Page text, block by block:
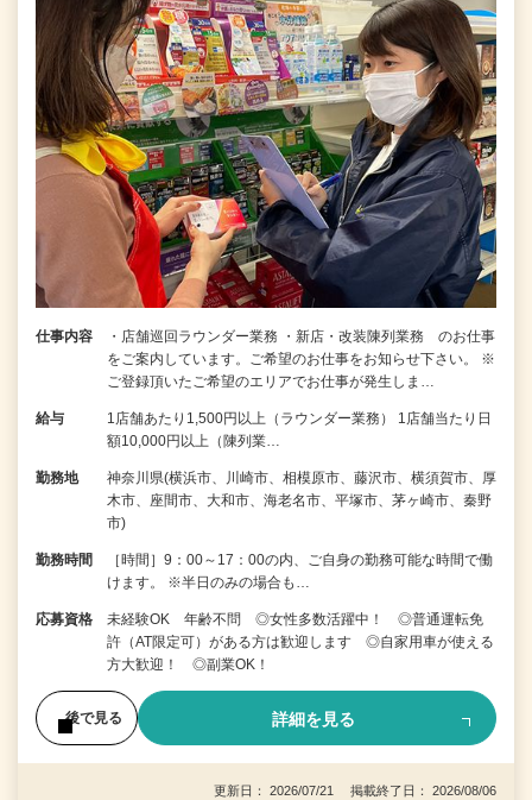
仕事内容
・店舗巡回ラウンダー業務 ・新店・改装陳列業務 のお仕事
をご案内しています。ご希望のお仕事をお知らせ下さい。 ※
ご登録頂いたご希望のエリアでお仕事が発生しま…
給与
1店舗あたり1,500円以上（ラウンダー業務） 1店舗当たり日
額10,000円以上（陳列業…
勤務地
神奈川県(横浜市、川崎市、相模原市、藤沢市、横須賀市、厚
木市、座間市、大和市、海老名市、平塚市、茅ヶ崎市、秦野
市)
勤務時間
［時間］9：00～17：00の内、ご自身の勤務可能な時間で働
けます。 ※半日のみの場合も…
応募資格
未経験OK 年齢不問 ◎女性多数活躍中！ ◎普通運転免
許（AT限定可）がある方は歓迎します ◎自家用車が使える
方大歓迎！ ◎副業OK！
後で見る 詳細を見る
更新日： 2026/07/21 掲載終了日： 2026/08/06